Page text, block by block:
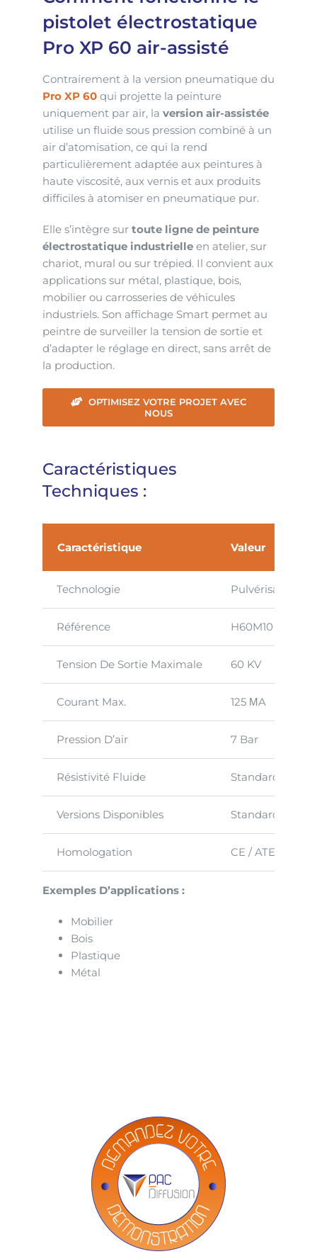
pistolet électrostatique
Pro XP 60 air-assisté
Contrairement à la version pneumatique du
Pro XP 60qui projette la peinture
uniquement par air, la version air-assistée
utilise un fluide sous pression combiné à un
air d’atomisation, ce qui la rend
particulièrement adaptée aux peintures à
haute viscosité, aux vernis et aux produits
difficiles à atomiser en pneumatique pur.
Elle s’intègre sur toute ligne de peinture
électrostatique industrielleen atelier, sur
chariot, mural ou sur trépied. Il convient aux
applications sur métal, plastique, bois,
mobilier ou carrosseries de véhicules
industriels. Son affichage Smart permet au
peintre de surveiller la tension de sortie et
d’adapter le réglage en direct, sans arrêt de
la production.
OPTIMISEZ VOTRE PROJET AVEC
NOUS
Caractéristiques
Techniques :
Caractéristique Valeur
Technologie Pulvérisation
Référence H60M10
Tension De Sortie Maximale 60 KV
Courant Max. 125 ΜA
Pression D’air 7 Bar
Résistivité Fluide Standard : 25
Versions Disponibles Standard /
Homologation CE / ATEX
Exemples D’applications :
Mobilier
Bois
Plastique
Métal